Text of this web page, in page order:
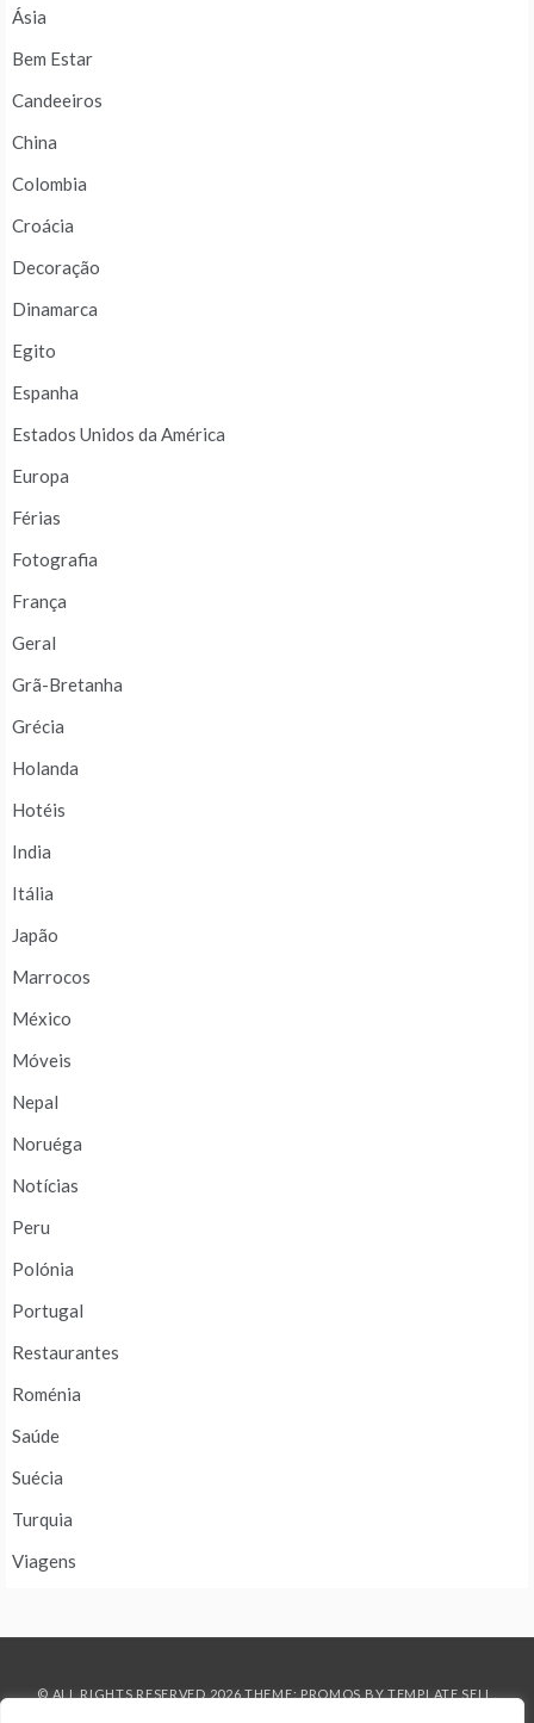
Ásia
Bem Estar
Candeeiros
China
Colombia
Croácia
Decoração
Dinamarca
Egito
Espanha
Estados Unidos da América
Europa
Férias
Fotografia
França
Geral
Grã-Bretanha
Grécia
Holanda
Hotéis
India
Itália
Japão
Marrocos
México
Móveis
Nepal
Noruéga
Notícias
Peru
Polónia
Portugal
Restaurantes
Roménia
Saúde
Suécia
Turquia
Viagens
© ALL RIGHTS RESERVED 2026 THEME: PROMOS BY TEMPLATE SELL .